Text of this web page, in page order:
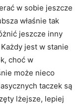
w sobie jeszcze
właśnie tak
jeszcze inny
jest w stanie
choć w
może nieco
taczek są
lżejsze, lepiej